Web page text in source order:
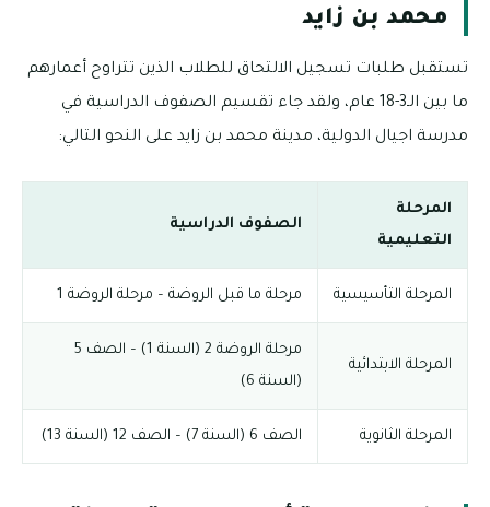
محمد بن زايد
تستقبل طلبات تسجيل الالتحاق للطلاب الذين تتراوح أعمارهم
ما بين الـ3-18 عام، ولقد جاء تقسيم الصفوف الدراسية في
مدرسة اجيال الدولية، مدينة محمد بن زايد على النحو التالي:
المرحلة
التعليمية
الصفوف الدراسية
المرحلة التأسيسية مرحلة ما قبل الروضة – مرحلة الروضة 1
المرحلة الابتدائية
مرحلة الروضة 2 (السنة 1) – الصف 5
(السنة 6)
المرحلة الثانوية الصف 6 (السنة 7) – الصف 12 (السنة 13)